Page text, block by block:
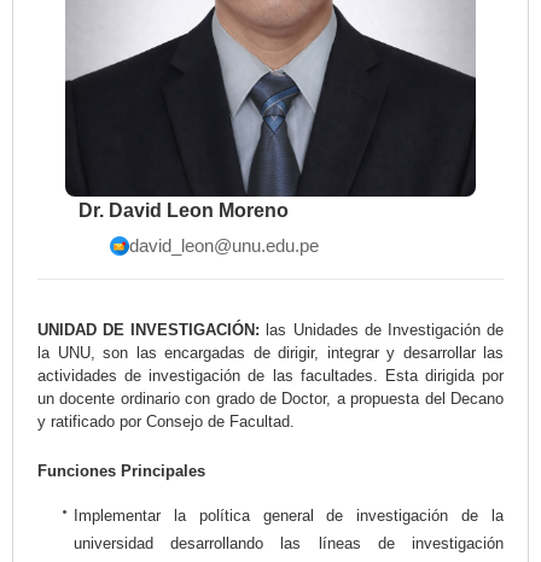
Dr. David Leon Moreno
david_leon@unu.edu.pe
UNIDAD DE INVESTIGACIÓN: las Unidades de Investigación de
la UNU, son las encargadas de dirigir, integrar y desarrollar las
actividades de investigación de las facultades. Esta dirigida por
un docente ordinario con grado de Doctor, a propuesta del Decano
y ratificado por Consejo de Facultad.
Funciones Principales
Implementar la política general de investigación de la
universidad desarrollando las líneas de investigación